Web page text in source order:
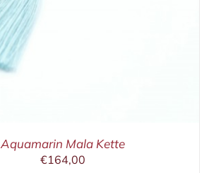
Aquamarin Mala Kette
€164,00